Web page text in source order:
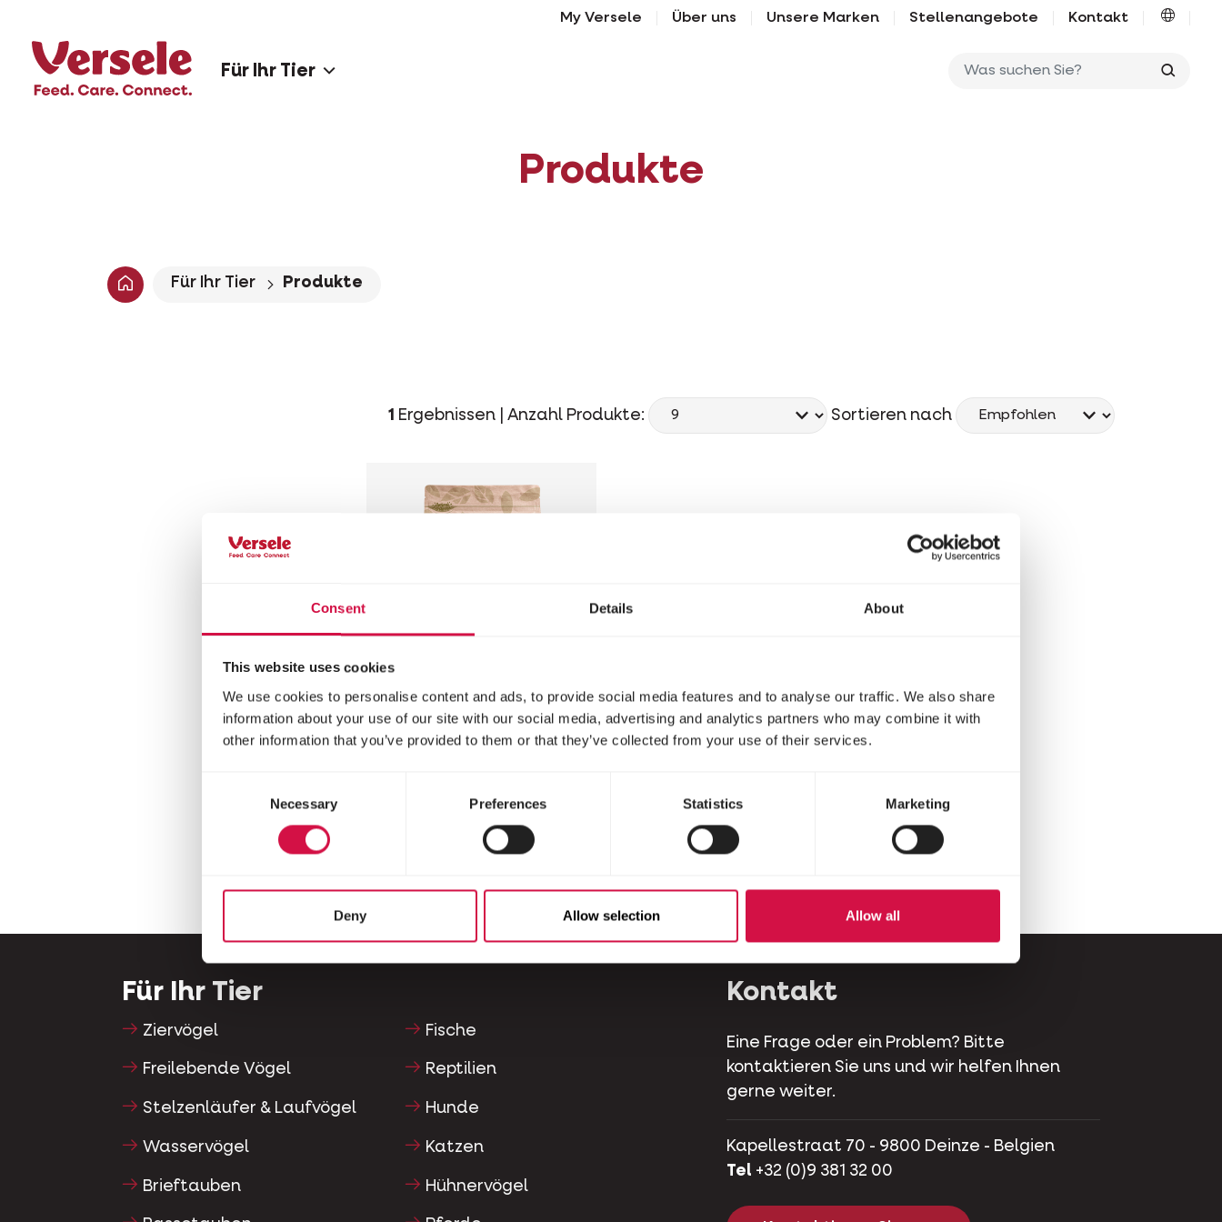
Consent Details About
This website uses cookies
We use cookies to personalise content and ads, to provide social media features and to analyse our traffic. We also share
information about your use of our site with our social media, advertising and analytics partners who may combine it with
other information that you’ve provided to them or that they’ve collected from your use of their services.
Necessary Preferences Statistics Marketing
Deny Allow selection Allow all
My Versele Über uns Unsere Marken Stellenangebote Kontakt
Für Ihr Tier
Produkte
Für Ihr Tier Produkte
1 Ergebnissen | Anzahl Produkte: Sortieren nach
MENU NATURE
Hedgehogs -
Für Ihr Tier
Ziervögel
Freilebende Vögel
Stelzenläufer & Laufvögel
Wasservögel
Brieftauben
Fische
Reptilien
Hunde
Katzen
Hühnervögel
Kontakt
Eine Frage oder ein Problem? Bitte
kontaktieren Sie uns und wir helfen Ihnen
gerne weiter.
Kapellestraat 70 - 9800 Deinze - Belgien
Tel +32 (0)9 381 32 00